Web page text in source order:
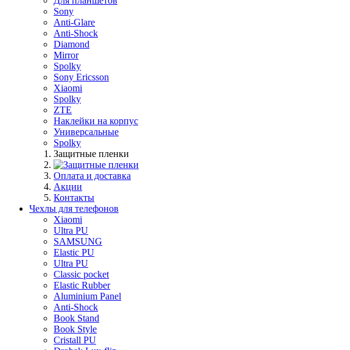
Sony
Anti-Glare
Anti-Shock
Diamond
Mirror
Spolky
Sony Ericsson
Xiaomi
Spolky
ZTE
Наклейки на корпус
Универсальные
Spolky
Защитные пленки
Оплата и доставка
Акции
Контакты
Чехлы для телефонов
Xiaomi
Ultra PU
SAMSUNG
Elastic PU
Ultra PU
Classic pocket
Elastic Rubber
Aluminium Panel
Anti-Shock
Book Stand
Book Style
Cristall PU